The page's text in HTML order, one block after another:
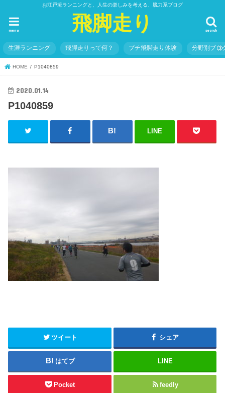
お江戸流ランニングと、人生の楽しみを考える、脱力系ブログ
飛脚走り search
menu
生涯ランニング 飛脚走りって何？ プチ飛脚走り体験 分野別ブロ
HOME P1040859
2020.01.14
P1040859
LINE
ツイート シェア
はてブ LINE
Pocket feedly